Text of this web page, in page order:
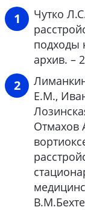
Чутко
подходы
архив. –
Е.М.,
Отмахов